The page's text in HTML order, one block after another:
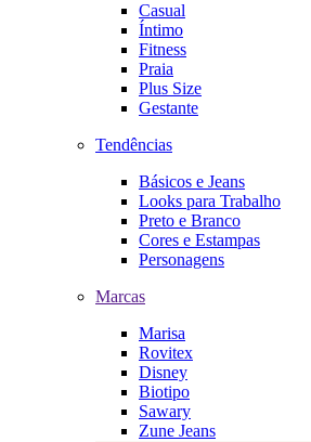
Casual
Íntimo
Fitness
Praia
Plus Size
Gestante
Tendências
Básicos e Jeans
Looks para Trabalho
Preto e Branco
Cores e Estampas
Personagens
Marcas
Marisa
Rovitex
Disney
Biotipo
Sawary
Zune Jeans